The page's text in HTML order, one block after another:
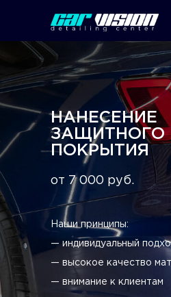
НАНЕСЕНИЕ
ЗАЩИТНОГО
ПОКРЫТИЯ
от 7 000 руб.
Наши принципы:
— индивидуальный
— высокое качество
— внимание к клиентам